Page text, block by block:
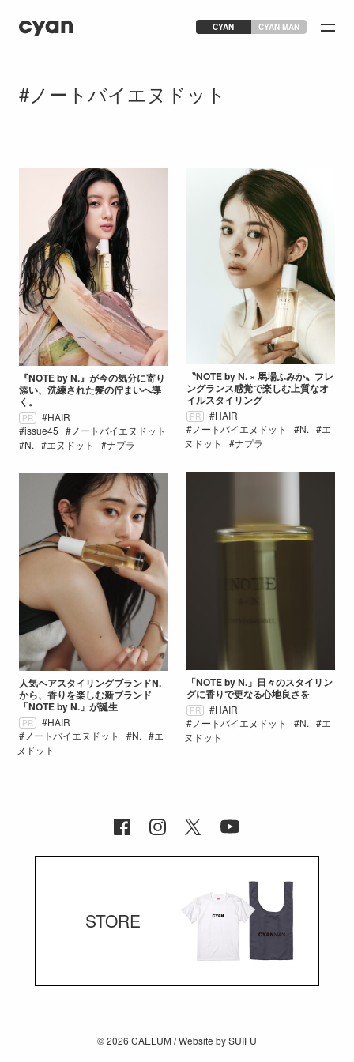
CYAN CYAN MAN
ノートバイエヌドット
『NOTE by N.』が今の気分に寄り
添い、洗練された髪の佇まいへ導
く。
PR
HAIR
issue45
ノートバイエヌドット
N.
エヌドット ナプラ
〝NOTE by N. × 馬場ふみか〟フレ
ングランス感覚で楽しむ上質なオ
イルスタイリング
PR
HAIR
ノートバイエヌドット
N.
エ
ヌドット
ナプラ
「NOTE by N.」日々のスタイリン
グに香りで更なる心地良さを
PR
HAIR
ノートバイエヌドット
N.
エ
ヌドット
人気ヘアスタイリングブランドN.
から、香りを楽しむ新ブランド
「NOTE by N.」が誕生
PR
HAIR
ノートバイエヌドット
N.
エ
ヌドット
STORE
© 2026 CAELUM/ Website bySUIFU